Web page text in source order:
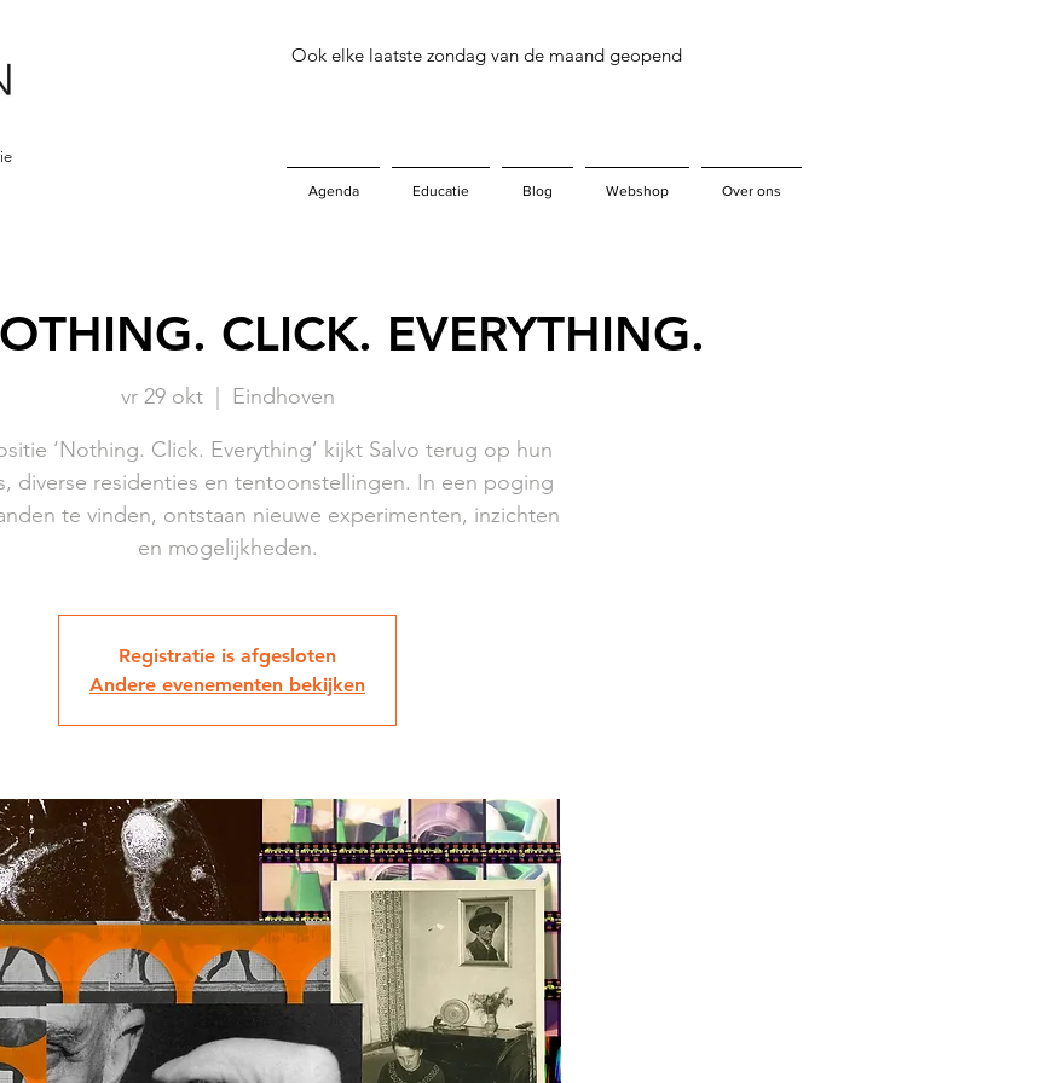
Ook elke laatste zondag van de maand geopend
Agenda Educatie Blog Webshop Over ons
CLICK. EVERYTHING.
vr 29 okt
  |
Eindhoven
‘Nothing. Click. Everything’ kijkt Salvo terug op hun
diverse residenties en tentoonstellingen. In een poging
te vinden, ontstaan nieuwe experimenten, inzichten
en mogelijkheden.
Registratie is afgesloten
Andere evenementen bekijken